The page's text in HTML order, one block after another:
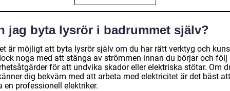
jag byta lysrör i badrummet själv?
är möjligt att byta lysrör själv om du har rätt verktyg och
noga med att stänga av strömmen innan du börjar och följ
för att undvika skador eller elektriska stötar. Om
dig bekväm med att arbeta med elektricitet är det bäst att
en professionell elektriker.